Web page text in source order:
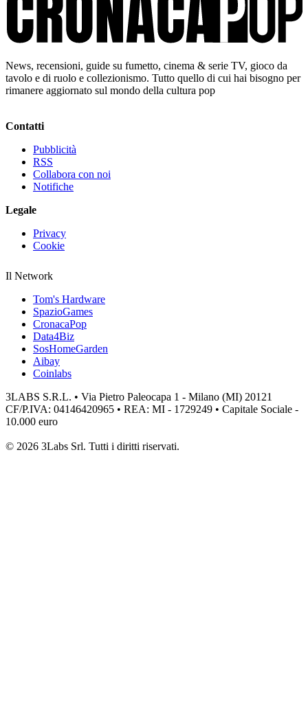
News, recensioni, guide su fumetto, cinema & serie TV, gioco da
tavolo e di ruolo e collezionismo. Tutto quello di cui hai bisogno per
rimanere aggiornato sul mondo della cultura pop
Contatti
Pubblicità
RSS
Collabora con noi
Notifiche
Legale
Privacy
Cookie
Il Network
Tom's Hardware
SpazioGames
CronacaPop
Data4Biz
SosHomeGarden
Aibay
Coinlabs
3LABS S.R.L. • Via Pietro Paleocapa 1 - Milano (MI) 20121
CF/P.IVA: 04146420965 • REA: MI - 1729249 • Capitale Sociale -
10.000 euro
© 2026 3Labs Srl. Tutti i diritti riservati.